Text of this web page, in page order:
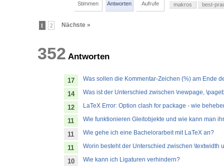
Stimmen Antworten Aufrufe makros best-
1 2 Nächste »
352 Antworten
17 Was sollen die Kommentar-Zeichen (%) am Ende
14 Was ist der Unterschied zwischen \newpage,
12 LaTeX Error: Option clash for package - wie
11 Wie funktionieren Gleitobjekte und wie kann man
11 Wie gehe ich eine Bachelorarbeit mit LaTeX an?
11 Worin besteht der Unterschied zwischen \textwidth
10 Wie kann ich Ligaturen verhindern?